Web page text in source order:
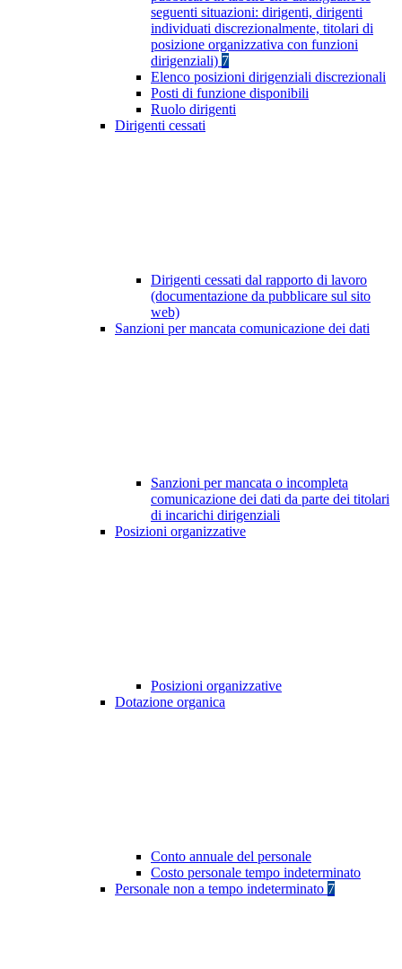
seguenti situazioni: dirigenti, dirigenti
individuati discrezionalmente, titolari di
posizione organizzativa con funzioni
dirigenziali) 7
Elenco posizioni dirigenziali discrezionali
Posti di funzione disponibili
Ruolo dirigenti
Dirigenti cessati
Dirigenti cessati dal rapporto di lavoro
(documentazione da pubblicare sul sito
web)
Sanzioni per mancata comunicazione dei dati
Sanzioni per mancata o incompleta
comunicazione dei dati da parte dei titolari
di incarichi dirigenziali
Posizioni organizzative
Posizioni organizzative
Dotazione organica
Conto annuale del personale
Costo personale tempo indeterminato
Personale non a tempo indeterminato 7